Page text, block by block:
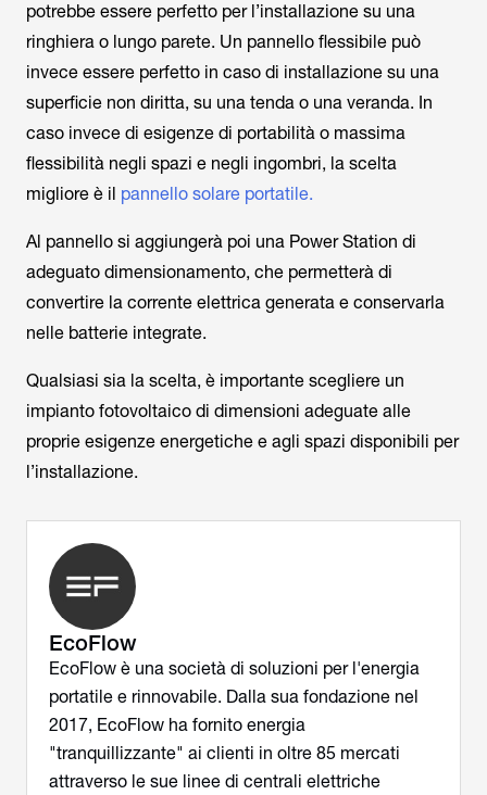
potrebbe essere perfetto per l’installazione su una
ringhiera o lungo parete. Un pannello flessibile può
invece essere perfetto in caso di installazione su una
superficie non diritta, su una tenda o una veranda. In
caso invece di esigenze di portabilità o massima
flessibilità negli spazi e negli ingombri, la scelta
migliore è il pannello solare portatile.
Al pannello si aggiungerà poi una Power Station di
adeguato dimensionamento, che permetterà di
convertire la corrente elettrica generata e conservarla
nelle batterie integrate.
Qualsiasi sia la scelta, è importante scegliere un
impianto fotovoltaico di dimensioni adeguate alle
proprie esigenze energetiche e agli spazi disponibili per
l’installazione.
EcoFlow
EcoFlow è una società di soluzioni per l'energia
portatile e rinnovabile. Dalla sua fondazione nel
2017, EcoFlow ha fornito energia
"tranquillizzante" ai clienti in oltre 85 mercati
attraverso le sue linee di centrali elettriche